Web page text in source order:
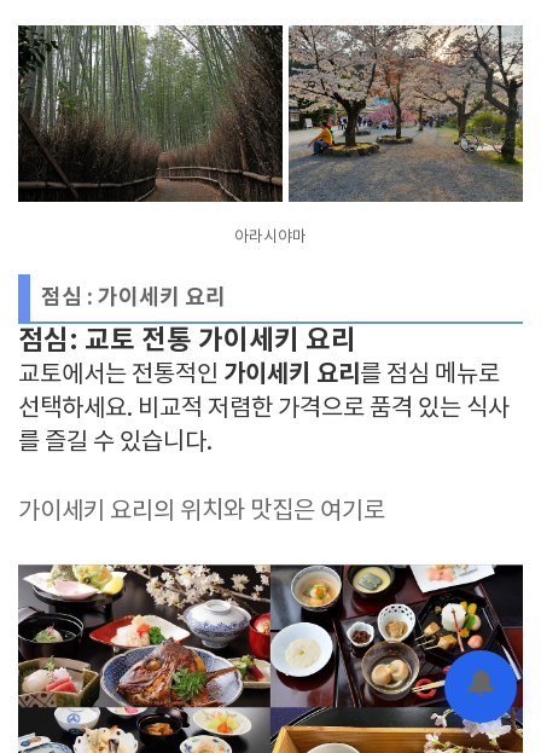
아라시야마
점심 : 가이세키 요리
점심: 교토 전통 가이세키 요리
교토에서는 전통적인 가이세키 요리 를 점심 메뉴로
선택하세요. 비교적 저렴한 가격으로 품격 있는 식사
를 즐길 수 있습니다.
가이세키 요리의 위치와 맛집은 여기로
🔔